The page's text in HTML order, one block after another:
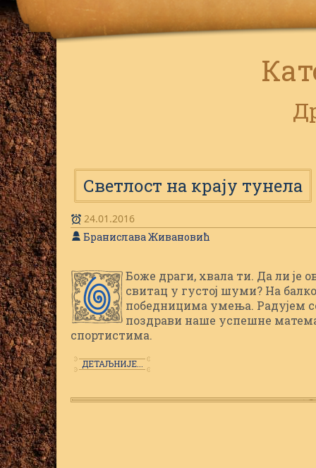
Светлост на крају тунела
24.01.2016
Бранислава Живановић
О
Боже драги, хвала ти. Да ли је
свитац у густој шуми? На
победницима умења. Радујем
поздрави наше успешне
спортистима.
ДЕТАЉНИЈЕ...